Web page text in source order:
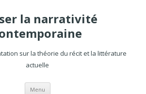
la narrativité
sur la théorie du récit et la littérature
actuelle
Menu Aller